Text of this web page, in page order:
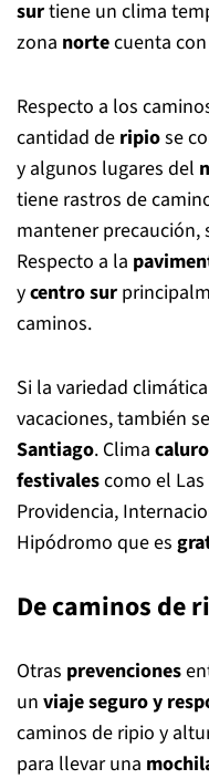
surtiene un clima
zona nortecuenta
Respecto a los
cantidad de ripiose
y algunos lugares del
tiene rastros de
mantener precaución,
Respecto a la
ycentro sur
caminos.
Si la variedad
vacaciones, también
Santiago. Clima
festivalescomo el Las
Providencia,
Hipódromo que es
De caminos de
Otras prevenciones
un viaje seguro y
caminos de ripio y
para llevar una